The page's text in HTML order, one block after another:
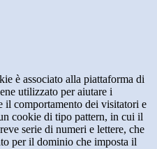
è associato alla piattaforma di
utilizzato per aiutare i
il comportamento dei visitatori e
cookie di tipo pattern, in cui il
serie di numeri e lettere, che
per il dominio che imposta il